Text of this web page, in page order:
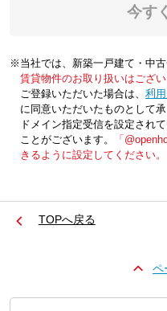
今す
※当社では、新築一戸建て・中
賃貸物件のお取り扱いはござ
ご登録いただいた場合は、「
利
に同意いただいたものとして承
ドメイン指定受信を設定され
ことがございます。
「
きるように設定してください。
TOPへ戻る
ペ